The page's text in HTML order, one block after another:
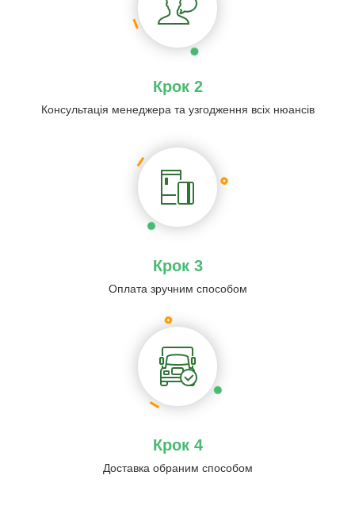
Крок 2
Консультація менеджера та узгодження всіх нюансів
Крок 3
Оплата зручним способом
Крок 4
Доставка обраним способом